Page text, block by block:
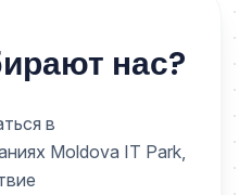
нас?
в
Moldova IT Park,